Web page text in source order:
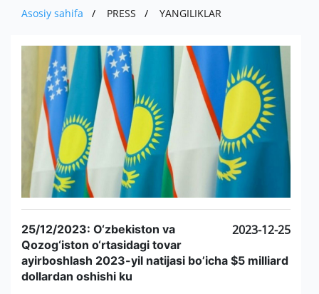
O'ZBEKISTONDA ISHLAB CHIQARILGAN
QISHLOQ XO ' JALIGI MAHSULOTLARI
MUHIM FAKTLAR
AKSIYADORLAR UCHUN
KOMPANIYANING ICHKI HUJJATLARI
HISOBOTLAR
IMPORT
BOJXONA RASMIYLASHTIRUVI
AUTSORSING
TENDERLAR
EKSPORT
IMPORT
PRESS
YANGILIKLAR
KO'RGAZMALAR
YANGILIKLAR ARXIVI
MUROJAAT
YUR-JIS. SHAXSLAR MUROJAATI
SO'ROVNOMA
ALOQA
E'LONLAR
Asosiy sahifa PRESS YANGILIKLAR
2023-12-25
25/12/2023: O‘zbekiston va
Qozog‘iston o‘rtasidagi tovar
ayirboshlash 2023-yil natijasi bo’icha $5 milliard
dollardan oshishi ku